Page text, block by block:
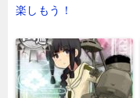
楽しもう！